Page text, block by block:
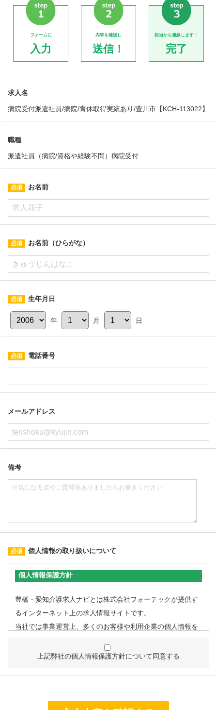
フォームに
入力
内容を確認し
送信！
担当から連絡します！
完了
求人名
病院受付派遣社員/病院/育休取得実績あり/豊川市【KCH-113022】
職種
派遣社員（病院/資格や経験不問）病院受付
お名前
お名前（ひらがな）
生年月日
年 月 日
電話番号
メールアドレス
備考
個人情報の取り扱いについて
個人情報保護方針
豊橋・愛知介護求人ナビとは株式会社フォーテックが提供す
るインターネット上の求人情報サイトです。
当社では事業運営上、多くのお客様や利用企業の個人情報を
して責任ある対応を実現するものとします。
上記弊社の個人情報保護方針について同意する